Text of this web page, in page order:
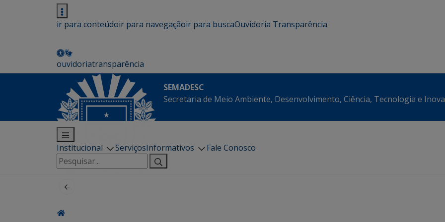
ir para conteúdoir para navegaçãoir para buscaOuvidoria Transparência
ouvidoriatransparência
SEMADESC
Secretaria de Meio Ambiente, Desenvolvimento, Ciência, Tecnologia e
Institucional ServiçosInformativos
Fale Conosco
Pesquisar
por: